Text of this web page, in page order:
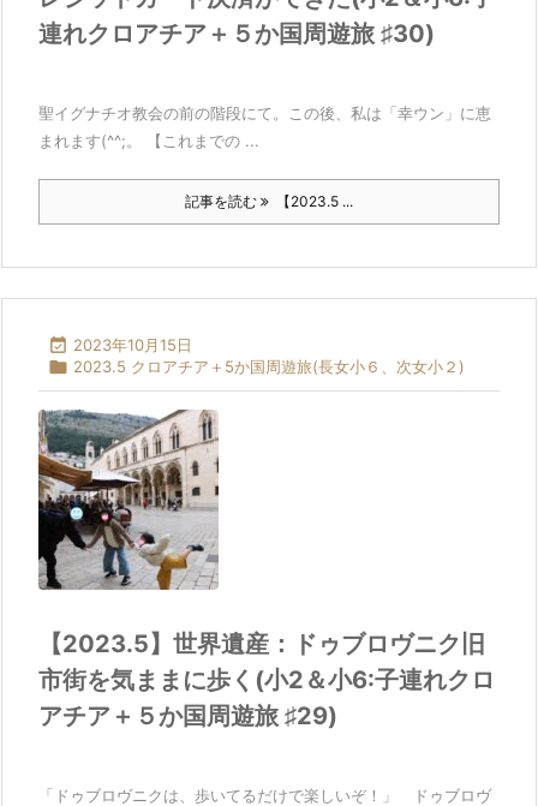
連れクロアチア＋５か国周遊旅 ♯30)
聖イグナチオ教会の前の階段にて。この後、私は「幸ウン」に恵
まれます(^^;。 【これまでの ...
記事を読む 【2023.5 ...
 2023年10月15日
 2023.5 クロアチア＋5か国周遊旅(長女小６、次女小２)
【2023.5】世界遺産：ドゥブロヴニク旧
市街を気ままに歩く(小2＆小6:子連れクロ
アチア＋５か国周遊旅 ♯29)
「ドゥブロヴニクは、歩いてるだけで楽しいぞ！」 ドゥブロヴ